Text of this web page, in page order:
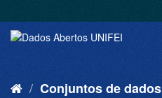
Conjuntos de dados